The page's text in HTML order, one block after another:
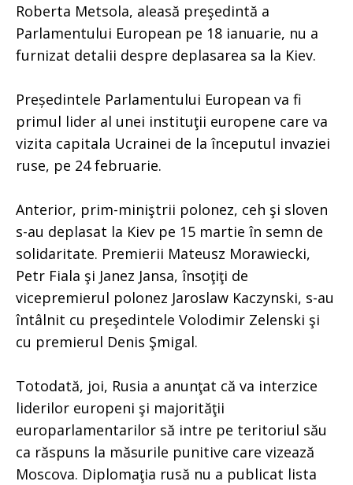
Roberta Metsola, aleasă preşedintă a
Parlamentului European pe 18 ianuarie, nu a
furnizat detalii despre deplasarea sa la Kiev.
Președintele Parlamentului European va fi
primul lider al unei instituţii europene care va
vizita capitala Ucrainei de la începutul invaziei
ruse, pe 24 februarie.
Anterior, prim-miniştrii polonez, ceh şi sloven
s-au deplasat la Kiev pe 15 martie în semn de
solidaritate. Premierii Mateusz Morawiecki,
Petr Fiala şi Janez Jansa, însoţiţi de
vicepremierul polonez Jaroslaw Kaczynski, s-au
întâlnit cu preşedintele Volodimir Zelenski şi
cu premierul Denis Şmigal.
Totodată, joi, Rusia a anunţat că va interzice
liderilor europeni şi majorităţii
europarlamentarilor să intre pe teritoriul său
ca răspuns la măsurile punitive care vizează
Moscova. Diplomaţia rusă nu a publicat lista